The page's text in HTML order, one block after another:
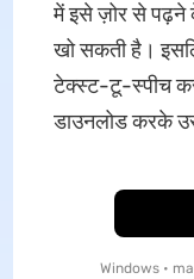
में इसे ज़ोर से पढ़ने
खो सकती है।
टेक्स्ट-टू-स्पीच
डाउनलोड करके
Windows •